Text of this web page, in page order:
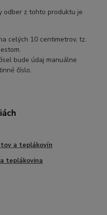
odber z tohto produktu je
celých 10 centimetrov, tz.
bude údaj manuálne
číslo.
a teplákovín
teplákovina